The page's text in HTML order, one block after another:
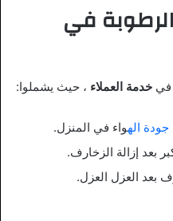
في
في خدمة العملاء ، حيث يشملوا:
الهواء في المنزل.
بعد إزالة الزخارف.
بعد العزل العزل.